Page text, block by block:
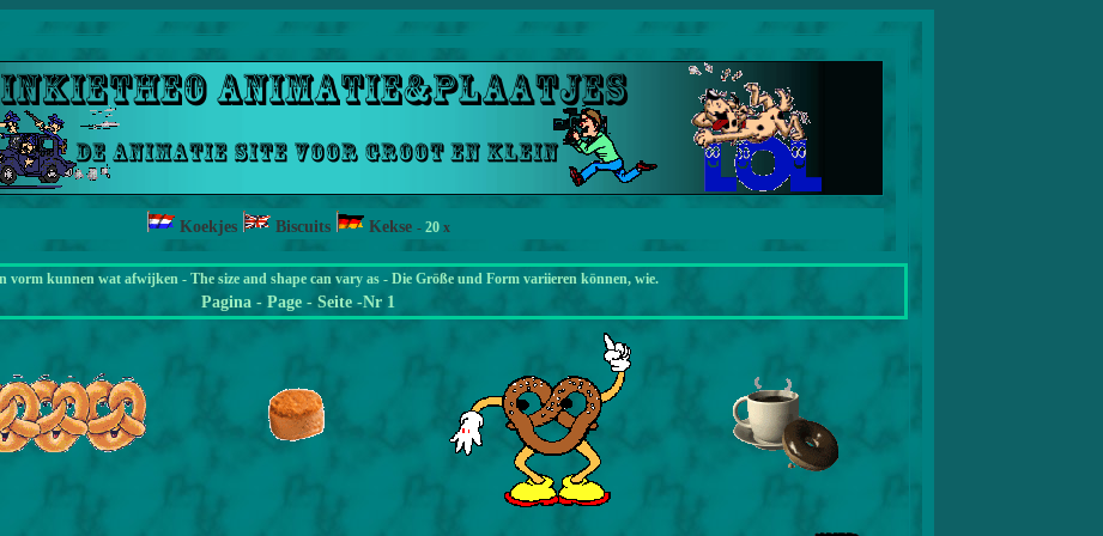
Koekjes Biscuits Kekse - 20 x
vorm kunnen wat afwijken - The size and shape can vary as - Die Größe und Form variieren können, wie.
Pagina - Page - Seite -Nr 1